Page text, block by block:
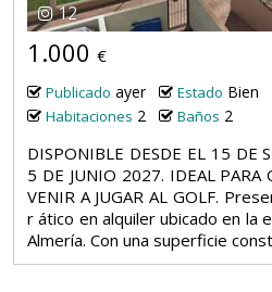
12
1.000 €
Publicado ayer Estado Bien
Habitaciones 2 Baños 2
DISPONIBLE DESDE EL 15 DE
5 DE JUNIO 2027. IDEAL PARA
VENIR A JUGAR AL GOLF.
r ático en alquiler ubicado en la
Almería. Con una superficie